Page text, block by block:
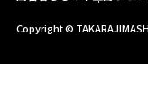
Copyright ©